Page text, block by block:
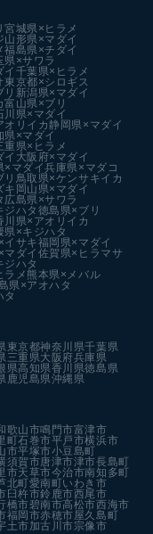
宮城県×ヒラメ
山形県×マダイ
福島県×チダイ
県×サワラ
イ 千葉県×ヒラメ
東京都×シロギス
新潟県×マダイ
富山県×ブリ
川県×マダイ
オリイカ 静岡県×マダイ
県×マダイ
重県×ヒラメ
イ 大阪府×マダイ
×マダイ兵庫県×マダコ
鳥取県×ケンサキイカ
キ 岡山県×マダイ
広島県×サワラ
ジハタ 徳島県×ブリ
川県×アオリイカ
県×キジハタ
イサキ福岡県×マダイ
マダイ 佐賀県×ヒラマサ
ジハタ
ラメ 熊本県×メバル
県×アオハタ
タ
東京都神奈川県千葉県
三重県大阪府兵庫県
県高知県香川県徳島県
鹿児島県沖縄県
歌山市鳴門市富津市
町石巻市平戸市横浜市
市平塚市小豆島町
須賀市唐津市津市長島町
市天草市今治市南知多町
北町愛南町いわき市
臼杵市鈴鹿市西尾市
橋市碧南市高松市西海市
福岡市赤穂市屋久島町
土市加古川市宗像市